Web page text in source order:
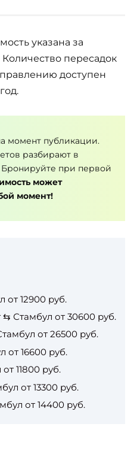
указана за
пересадок
доступен
момент публикации.
разбирают в
при первой
может
момент!
от 12900 руб.
⇆ Стамбул от 30600 руб.
от 26500 руб.
от 16600 руб.
11800 руб.
от 13300 руб.
от 14400 руб.